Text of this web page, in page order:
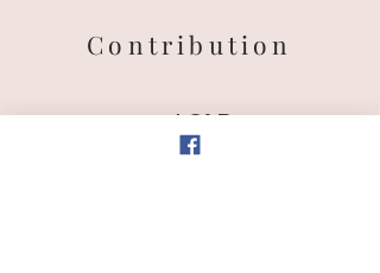
Contribution
27$ CAD
plus taxes applicables